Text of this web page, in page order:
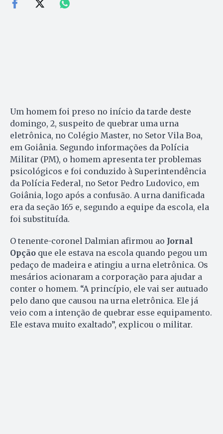
Um homem foi preso no início da tarde deste
domingo, 2, suspeito de quebrar uma urna
eletrônica, no Colégio Master, no Setor Vila Boa,
em Goiânia. Segundo informações da Polícia
Militar (PM), o homem apresenta ter problemas
psicológicos e foi conduzido à Superintendência
da Polícia Federal, no Setor Pedro Ludovico, em
Goiânia, logo após a confusão. A urna danificada
era da seção 165 e, segundo a equipe da escola, ela
foi substituída.
O tenente-coronel Dalmian afirmou ao Jornal
Opção que ele estava na escola quando pegou um
pedaço de madeira e atingiu a urna eletrônica. Os
mesários acionaram a corporação para ajudar a
conter o homem. “A princípio, ele vai ser autuado
pelo dano que causou na urna eletrônica. Ele já
veio com a intenção de quebrar esse equipamento.
Ele estava muito exaltado”, explicou o militar.